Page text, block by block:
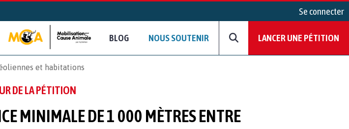
Se connecter
BLOG NOUS SOUTENIR LANCER UNE PÉTITION
et habitations
DE LA PÉTITION
MINIMALE DE 1 000 MÈTRES ENTRE